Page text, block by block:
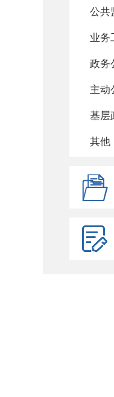
公共
业务
政务
主动
其他